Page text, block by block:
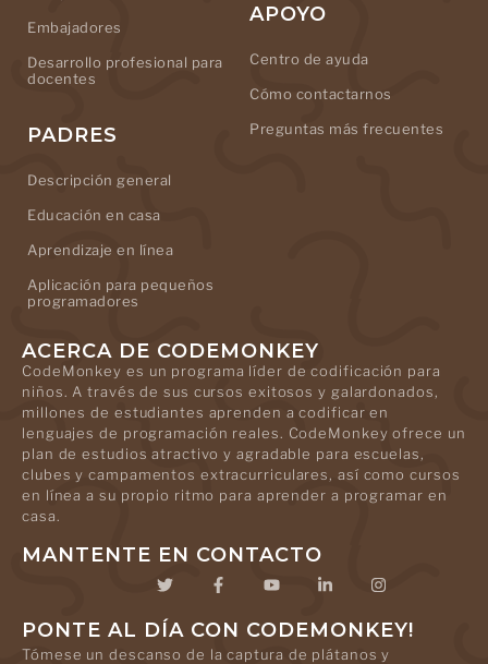
Embajadores
Desarrollo profesional para
docentes
PADRES
Descripción general
Educación en casa
Aprendizaje en línea
Aplicación para pequeños
programadores
APOYO
Centro de ayuda
Cómo contactarnos
Preguntas más frecuentes
ACERCA DE CODEMONKEY
CodeMonkey es un programa líder de codificación para
niños. A través de sus cursos exitosos y galardonados,
millones de estudiantes aprenden a codificar en
lenguajes de programación reales. CodeMonkey ofrece un
plan de estudios atractivo y agradable para escuelas,
clubes y campamentos extracurriculares, así como cursos
en línea a su propio ritmo para aprender a programar en
casa.
MANTENTE EN CONTACTO
PONTE AL DÍA CON CODEMONKEY!
Tómese un descanso de la captura de plátanos y